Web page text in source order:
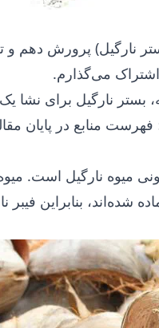
نارگیل) پرورش دهم و
اشتراک می‌گذارم.
بستر نارگیل برای نشا
منابع در پایان
میوه نارگیل است.
شده‌اند، بنابراین فیبر